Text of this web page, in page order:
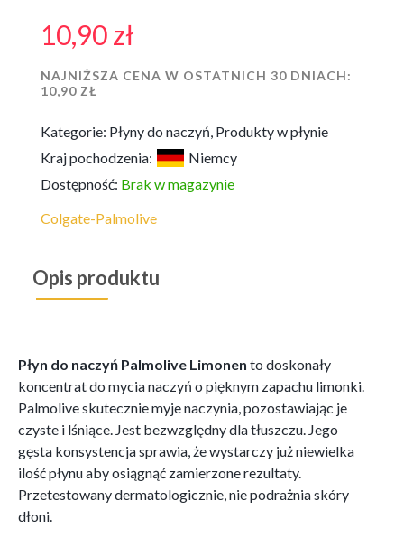
10,90zł
NAJNIŻSZA CENA W OSTATNICH 30 DNIACH:
10,90 ZŁ
Kategorie: Płyny do naczyń Produkty w płynie
Kraj pochodzenia:
Niemcy
Dostępność: Brak w magazynie
Colgate-Palmolive
Opis produktu
Płyn do naczyń Palmolive Limonen to doskonały
koncentrat do mycia naczyń o pięknym zapachu limonki.
Palmolive skutecznie myje naczynia, pozostawiając je
czyste i lśniące. Jest bezwzględny dla tłuszczu. Jego
gęsta konsystencja sprawia, że wystarczy już niewielka
ilość płynu aby osiągnąć zamierzone rezultaty.
Przetestowany dermatologicznie, nie podrażnia skóry
dłoni.